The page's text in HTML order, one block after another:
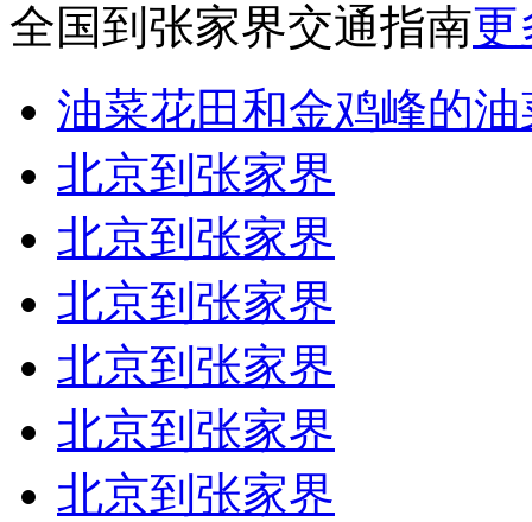
全国到张家界交通指南更
油菜花田和金鸡峰的
北京到张家界
北京到张家界
北京到张家界
北京到张家界
北京到张家界
北京到张家界